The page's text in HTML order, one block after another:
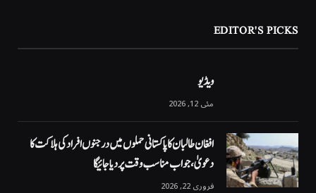
EDITOR'S PICKS
ویڈیو
مئی 12, 2026
افغان طالبان کا پاکستانی حملوں میں درجنوں افراد کی ہلاکت کا
دعویٰ، جواب مناسب وقت پر دیا جائیگا
فروری 22, 2026